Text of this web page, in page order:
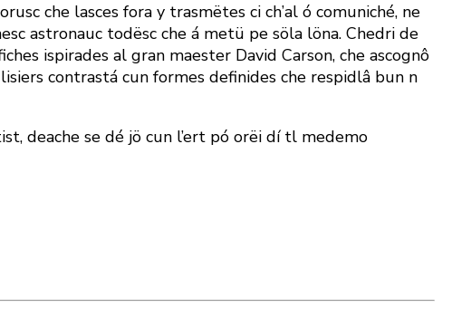
che lasces fora y trasmëtes ci ch’al ó comuniché, ne
astronauc todësc che á metü pe söla löna. Chedri de
ispirades al gran maester David Carson, che ascognô
contrastá cun formes definides che respidlâ bun n
deache se dé jö cun l’ert pó orëi dí tl medemo